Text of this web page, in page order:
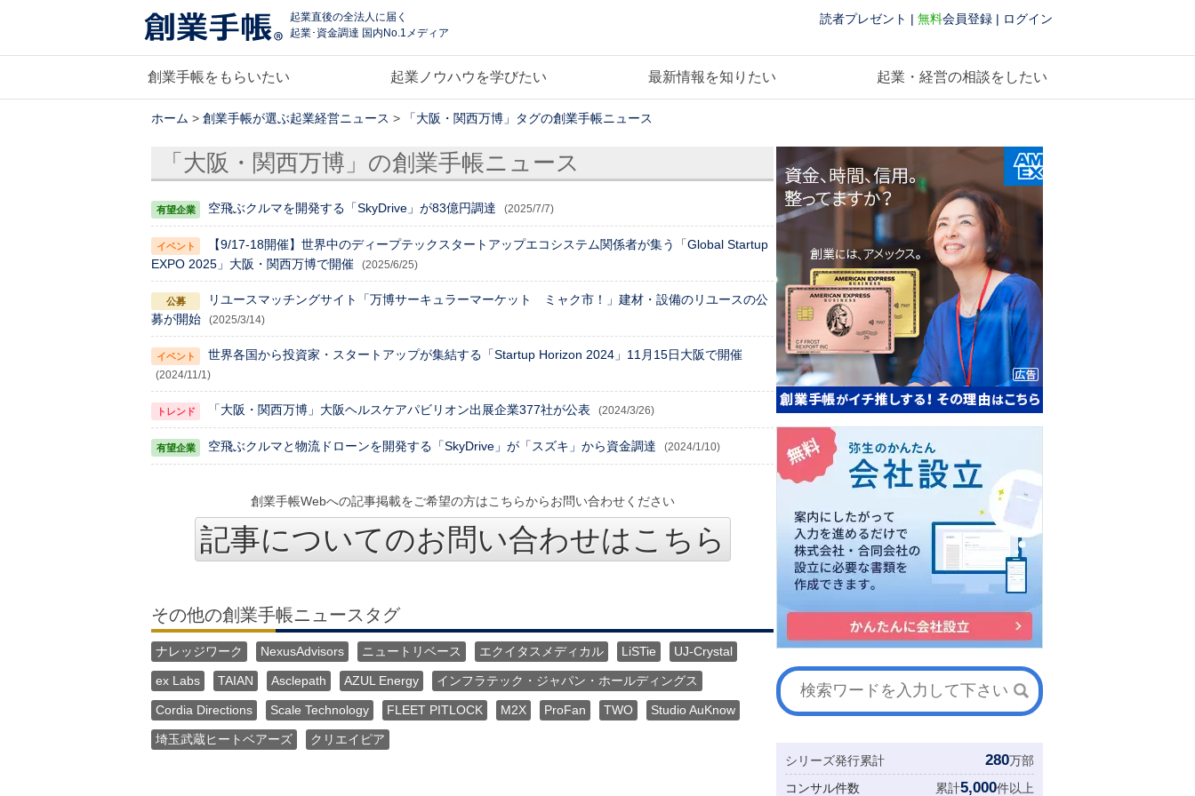
起業直後の全法人に届く
起業･資金調達 国内No.1メディア
読者プレゼント | 無料会員登録 | ログイン
創業手帳をもらいたい 起業ノウハウを学びたい 最新情報を知りたい 起業・経営の相談をしたい
ホーム > 創業手帳が選ぶ起業経営ニュース > 「大阪・関西万博」タグの創業手帳ニュース
「大阪・関西万博」の創業手帳ニュース
空飛ぶクルマを開発する「SkyDrive」が83億円調達 (2025/7/7)
【9/17-18開催】世界中のディープテックスタートアップエコシステム関係者が集う「Global Startup
EXPO 2025」大阪・関西万博で開催
(2025/6/25)
リユースマッチングサイト「万博サーキュラーマーケット ミャク市！」建材・設備のリユースの公
募が開始
(2025/3/14)
世界各国から投資家・スタートアップが集結する「Startup Horizon 2024」11月15日大阪で開催
(2024/11/1)
「大阪・関西万博」大阪ヘルスケアパビリオン出展企業377社が公表 (2024/3/26)
空飛ぶクルマと物流ドローンを開発する「SkyDrive」が「スズキ」から資金調達 (2024/1/10)
創業手帳Webへの記事掲載をご希望の方はこちらからお問い合わせください
記事についてのお問い合わせはこちら
その他の創業手帳ニュースタグ
ナレッジワーク NexusAdvisors ニュートリベース エクイタスメディカル LiSTie UJ-Crystal
ex Labs TAIAN Asclepath AZUL Energy インフラテック・ジャパン・ホールディングス
Cordia Directions Scale Technology FLEET PITLOCK M2X ProFan TWO Studio AuKnow
埼玉武蔵ヒートベアーズ
クリエイピア
シリーズ発行累計
280万部
コンサル件数
累計5,000件以上